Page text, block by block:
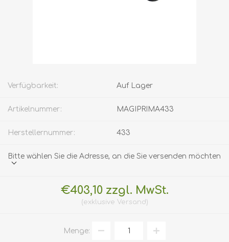
Verfügbarkeit: Auf Lager
Artikelnummer: MAGIPRIMA433
Herstellernummer: 433
Bitte wählen Sie die Adresse, an die Sie versenden möchten
€403,10 zzgl. MwSt.
exklusive Versand
Menge: